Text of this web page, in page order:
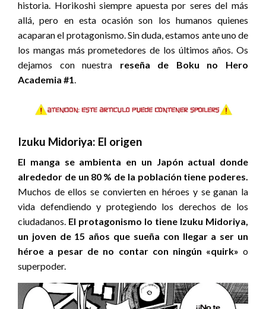
historia. Horikoshi siempre apuesta por seres del más
allá, pero en esta ocasión son los humanos quienes
acaparan el protagonismo. Sin duda, estamos ante uno de
los mangas más prometedores de los últimos años. Os
dejamos con nuestra reseña de Boku no Hero
Academia #1
Izuku Midoriya: El origen
El manga se ambienta en un Japón actual donde
alrededor de un 80 % de la población tiene poderes.
Muchos de ellos se convierten en héroes y se ganan la
vida defendiendo y protegiendo los derechos de los
ciudadanos. El protagonismo lo tiene Izuku Midoriya,
un joven de 15 años que sueña con llegar a ser un
héroe a pesar de no contar con ningún «quirk» o
superpoder.